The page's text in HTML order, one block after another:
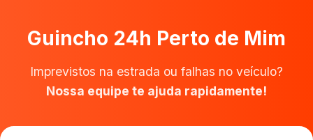
Guincho 24h Perto de Mim
Imprevistos na estrada ou falhas no veículo?
Nossa equipe te ajuda rapidamente!